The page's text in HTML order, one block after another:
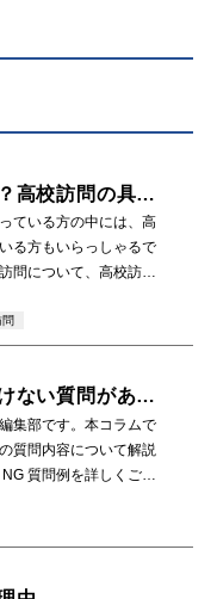
高校訪問の具体
て
ている方の中には、高
る方もいらっしゃるで
問について、高校訪問
いて紹介しますので、
ない質問があ
違反質問と質問
集部です。本コラムで
質問内容について解説
質問例を詳しくご紹
用と大卒・中途採用と